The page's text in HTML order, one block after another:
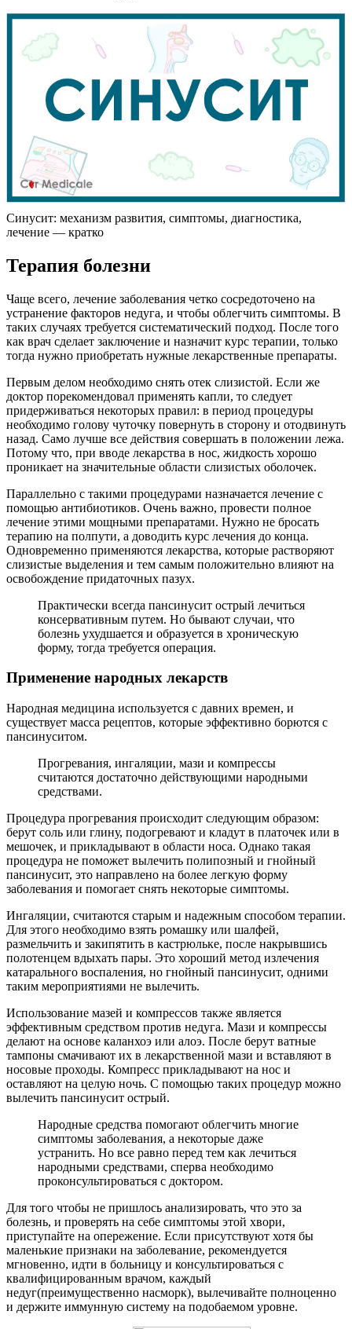
Синусит: механизм развития, симптомы, диагностика,
лечение — кратко
Терапия болезни
Чаще всего, лечение заболевания четко сосредоточено на
устранение факторов недуга, и чтобы облегчить симптомы. В
таких случаях требуется систематический подход. После того
как врач сделает заключение и назначит курс терапии, только
тогда нужно приобретать нужные лекарственные препараты.
Первым делом необходимо снять отек слизистой. Если же
доктор порекомендовал применять капли, то следует
придерживаться некоторых правил: в период процедуры
необходимо голову чуточку повернуть в сторону и отодвинуть
назад. Само лучше все действия совершать в положении лежа.
Потому что, при вводе лекарства в нос, жидкость хорошо
проникает на значительные области слизистых оболочек.
Параллельно с такими процедурами назначается лечение с
помощью антибиотиков. Очень важно, провести полное
лечение этими мощными препаратами. Нужно не бросать
терапию на полпути, а доводить курс лечения до конца.
Одновременно применяются лекарства, которые растворяют
слизистые выделения и тем самым положительно влияют на
освобождение придаточных пазух.
Практически всегда пансинусит острый лечиться
консервативным путем. Но бывают случаи, что
болезнь ухудшается и образуется в хроническую
форму, тогда требуется операция.
Применение народных лекарств
Народная медицина используется с давних времен, и
существует масса рецептов, которые эффективно борются с
пансинуситом.
Прогревания, ингаляции, мази и компрессы
считаются достаточно действующими народными
средствами.
Процедура прогревания происходит следующим образом:
берут соль или глину, подогревают и кладут в платочек или в
мешочек, и прикладывают в области носа. Однако такая
процедура не поможет вылечить полипозный и гнойный
пансинусит, это направлено на более легкую форму
заболевания и помогает снять некоторые симптомы.
Ингаляции, считаются старым и надежным способом терапии.
Для этого необходимо взять ромашку или шалфей,
размельчить и закипятить в кастрюльке, после накрывшись
полотенцем вдыхать пары. Это хороший метод излечения
катарального воспаления, но гнойный пансинусит, одними
таким мероприятиями не вылечить.
Использование мазей и компрессов также является
эффективным средством против недуга. Мази и компрессы
делают на основе каланхоэ или алоэ. После берут ватные
тампоны смачивают их в лекарственной мази и вставляют в
носовые проходы. Компресс прикладывают на нос и
оставляют на целую ночь. С помощью таких процедур можно
вылечить пансинусит острый.
Народные средства помогают облегчить многие
симптомы заболевания, а некоторые даже
устранить. Но все равно перед тем как лечиться
народными средствами, сперва необходимо
проконсультироваться с доктором.
Для того чтобы не пришлось анализировать, что это за
болезнь, и проверять на себе симптомы этой хвори,
приступайте на опережение. Если присутствуют хотя бы
маленькие признаки на заболевание, рекомендуется
мгновенно, идти в больницу и консультироваться с
квалифицированным врачом, каждый
недуг(преимущественно насморк), вылечивайте полноценно
и держите иммунную систему на подобаемом уровне.